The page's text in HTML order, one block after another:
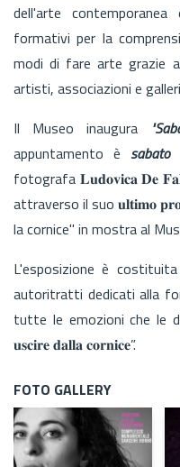
dell'arte
formativi per la
modi di fare arte grazie
artisti, associazioni e
Il Museo inaugura
appuntamento è
fotografa 𝐋𝐮𝐝𝐨𝐯𝐢𝐜𝐚 𝐃𝐞
attraverso il suo 𝐮𝐥𝐭𝐢𝐦𝐨
la cornice" in mostra al
L'esposizione è
autoritratti dedicati alla
tutte le emozioni che le
𝐮𝐬𝐜𝐢𝐫𝐞 𝐝𝐚𝐥𝐥𝐚 𝐜𝐨𝐫𝐧𝐢𝐜𝐞”.
FOTO GALLERY